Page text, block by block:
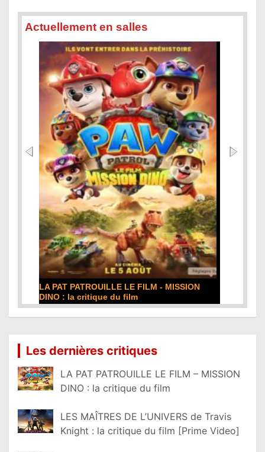
Actuellement en salles
DE LA COMÉDIE-FRANÇAISE : la critique du
film
Les dernières critiques
LA PAT PATROUILLE LE FILM – MISSION
DINO : la critique du film
LES MAÎTRES DE L’UNIVERS de Travis
Knight : la critique du film [Prime Video]